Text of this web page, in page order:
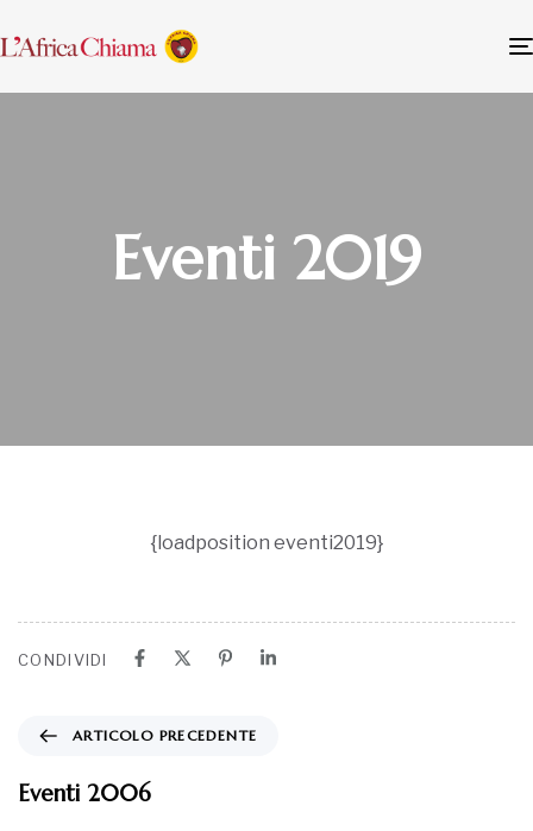
Eventi 2019
{loadposition eventi2019}
CONDIVIDI
ARTICOLO PRECEDENTE
Eventi 2006